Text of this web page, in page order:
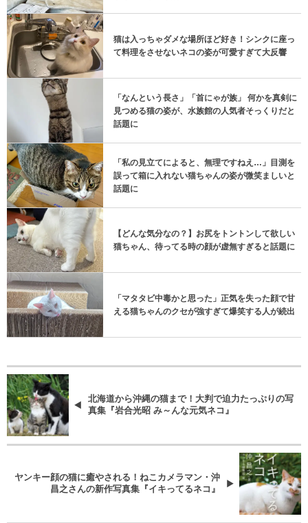
猫は入っちゃダメな場所ほど好き！シンクに座っ
て料理をさせないネコの姿が可愛すぎて大反響
「なんという長さ」「首にゃが族」 何かを真剣に
見つめる猫の姿が、水族館の人気者そっくりだと
話題に
「私の見立てによると、無理ですねえ…」目測を
誤って箱に入れない猫ちゃんの姿が微笑ましいと
話題に
【どんな気分なの？】お尻をトントンして欲しい
猫ちゃん、待ってる時の顔が虚無すぎると話題に
「マタタビ中毒かと思った」正気を失った顔で甘
える猫ちゃんのクセが強すぎて爆笑する人が続出
北海道から沖縄の猫まで！​大判で迫力たっぷりの写
真集​『​岩合光昭 み～んな元気ネコ』
ヤンキー顔の猫に癒やされる！ねこカメラマン・沖
昌之さんの新作写真集​​『イキってるネコ』